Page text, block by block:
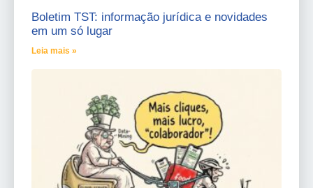
Boletim TST: informação jurídica e novidades
em um só lugar
Leia mais »